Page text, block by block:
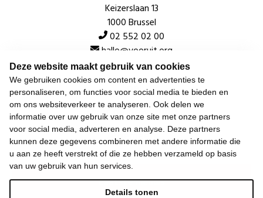
Deze website maakt gebruik van cookies
We gebruiken cookies om content en advertenties te
personaliseren, om functies voor social media te bieden en
om ons websiteverkeer te analyseren. Ook delen we
informatie over uw gebruik van onze site met onze partners
voor social media, adverteren en analyse. Deze partners
kunnen deze gegevens combineren met andere informatie die
u aan ze heeft verstrekt of die ze hebben verzameld op basis
van uw gebruik van hun services.
Details tonen
Keizerslaan 13
1000 Brussel
02 552 02 00
hallo@vooruit.org
Snel
Over de beweging
Algemeen
Laatste nieuws